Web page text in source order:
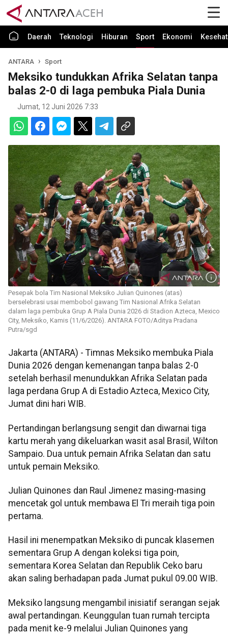
Daerah Teknologi Hiburan Sport Ekonomi
ANTARA Sport
Meksiko tundukkan Afrika Selatan tanpa
balas 2-0 di laga pembuka Piala Dunia
Jumat, 12 Juni 2026 7:33
Pesepak bola Tim Nasional Meksiko Julian Quinones (atas)
berselebrasi usai membobol gawang Tim Nasional Afrika Selatan
dalam laga pembuka Grup A Piala Dunia 2026 di Stadion Azteca, Mexico
City, Meksiko, Kamis (11/6/2026). ANTARA FOTO/Aditya Pradana
Putra/sgd
Jakarta (ANTARA) - Timnas Meksiko membuka Piala
Dunia 2026 dengan kemenangan tanpa balas 2-0
setelah berhasil menundukkan Afrika Selatan pada
laga perdana Grup A di Estadio Azteca, Mexico City,
Jumat dini hari WIB.
Pertandingan berlangsung sengit dan diwarnai tiga
kartu merah yang dikeluarkan wasit asal Brasil, Wilton
Sampaio. Dua untuk pemain Afrika Selatan dan satu
untuk pemain Meksiko.
Julian Quinones dan Raul Jimenez masing-masing
mencetak gol untuk membawa El Tri meraih tiga poin
pertama.
Hasil ini menempatkan Meksiko di puncak klasemen
sementara Grup A dengan koleksi tiga poin,
sementara Korea Selatan dan Republik Ceko baru
akan saling berhadapan pada Jumat pukul 09.00 WIB.
Meksiko langsung mengambil inisiatif serangan sejak
awal pertandingan. Keunggulan tuan rumah tercipta
pada menit ke-9 melalui Julian Quinones yang